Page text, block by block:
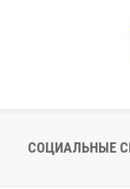
СОЦИАЛЬНЫЕ